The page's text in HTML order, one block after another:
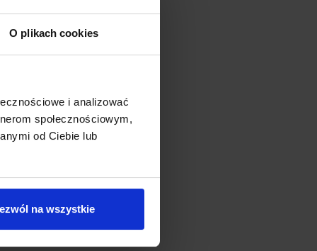
O plikach cookies
i analizować
społecznościowym,
od Ciebie lub
na wszystkie